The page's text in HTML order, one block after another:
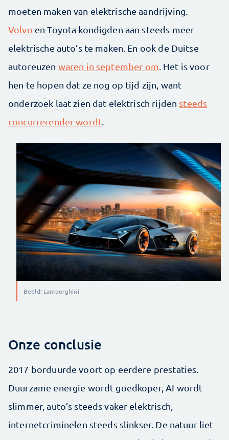
moeten maken van elektrische aandrijving.
Volvo en Toyota kondigden aan steeds meer
elektrische auto’s te maken. En ook de Duitse
autoreuzen waren in september om . Het is voor
hen te hopen dat ze nog op tijd zijn, want
onderzoek laat zien dat elektrisch rijden steeds
concurrerender wordt
Beeld: Lamborghini
Onze conclusie
2017 borduurde voort op eerdere prestaties.
Duurzame energie wordt goedkoper, AI wordt
slimmer, auto’s steeds vaker elektrisch,
internetcriminelen steeds slinkser. De natuur liet